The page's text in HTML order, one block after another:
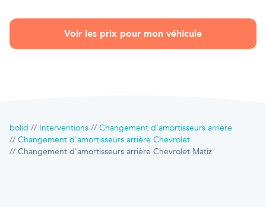
Voir les prix pour mon véhicule
bolid Interventions
Changement d'amortisseurs arrière
Changement d'amortisseurs arrière Chevrolet
Changement d'amortisseurs arrière Chevrolet Matiz